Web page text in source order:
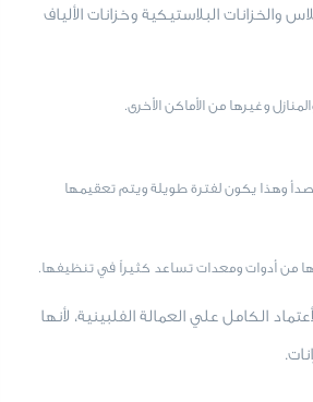
والخزانات البلاستيكية وخزانات الألياف
وغيرها من الأماكن الأخرى.
وهذا يكون لفترة طويلة ويتم تعقيمها
من أدوات ومعدات تساعد كثيراً في تنظيفها.
الكامل علي العمالة الفلبينية، لأنها